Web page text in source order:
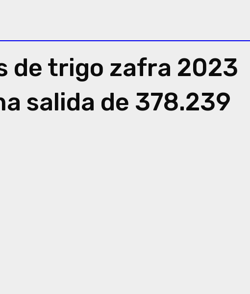
de trigo zafra 2023
salida de 378.239